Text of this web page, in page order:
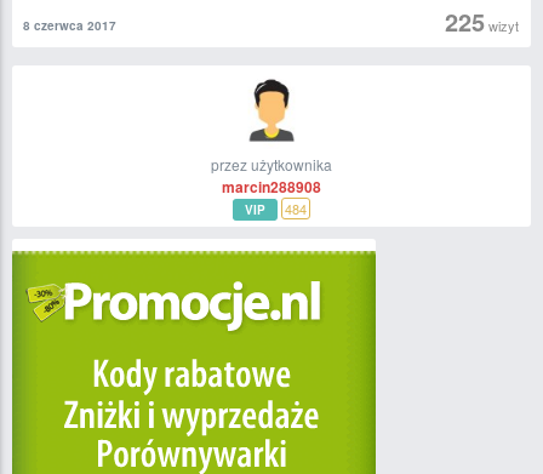
225wizyt
8 czerwca 2017
przez użytkownika
marcin288908
VIP 484